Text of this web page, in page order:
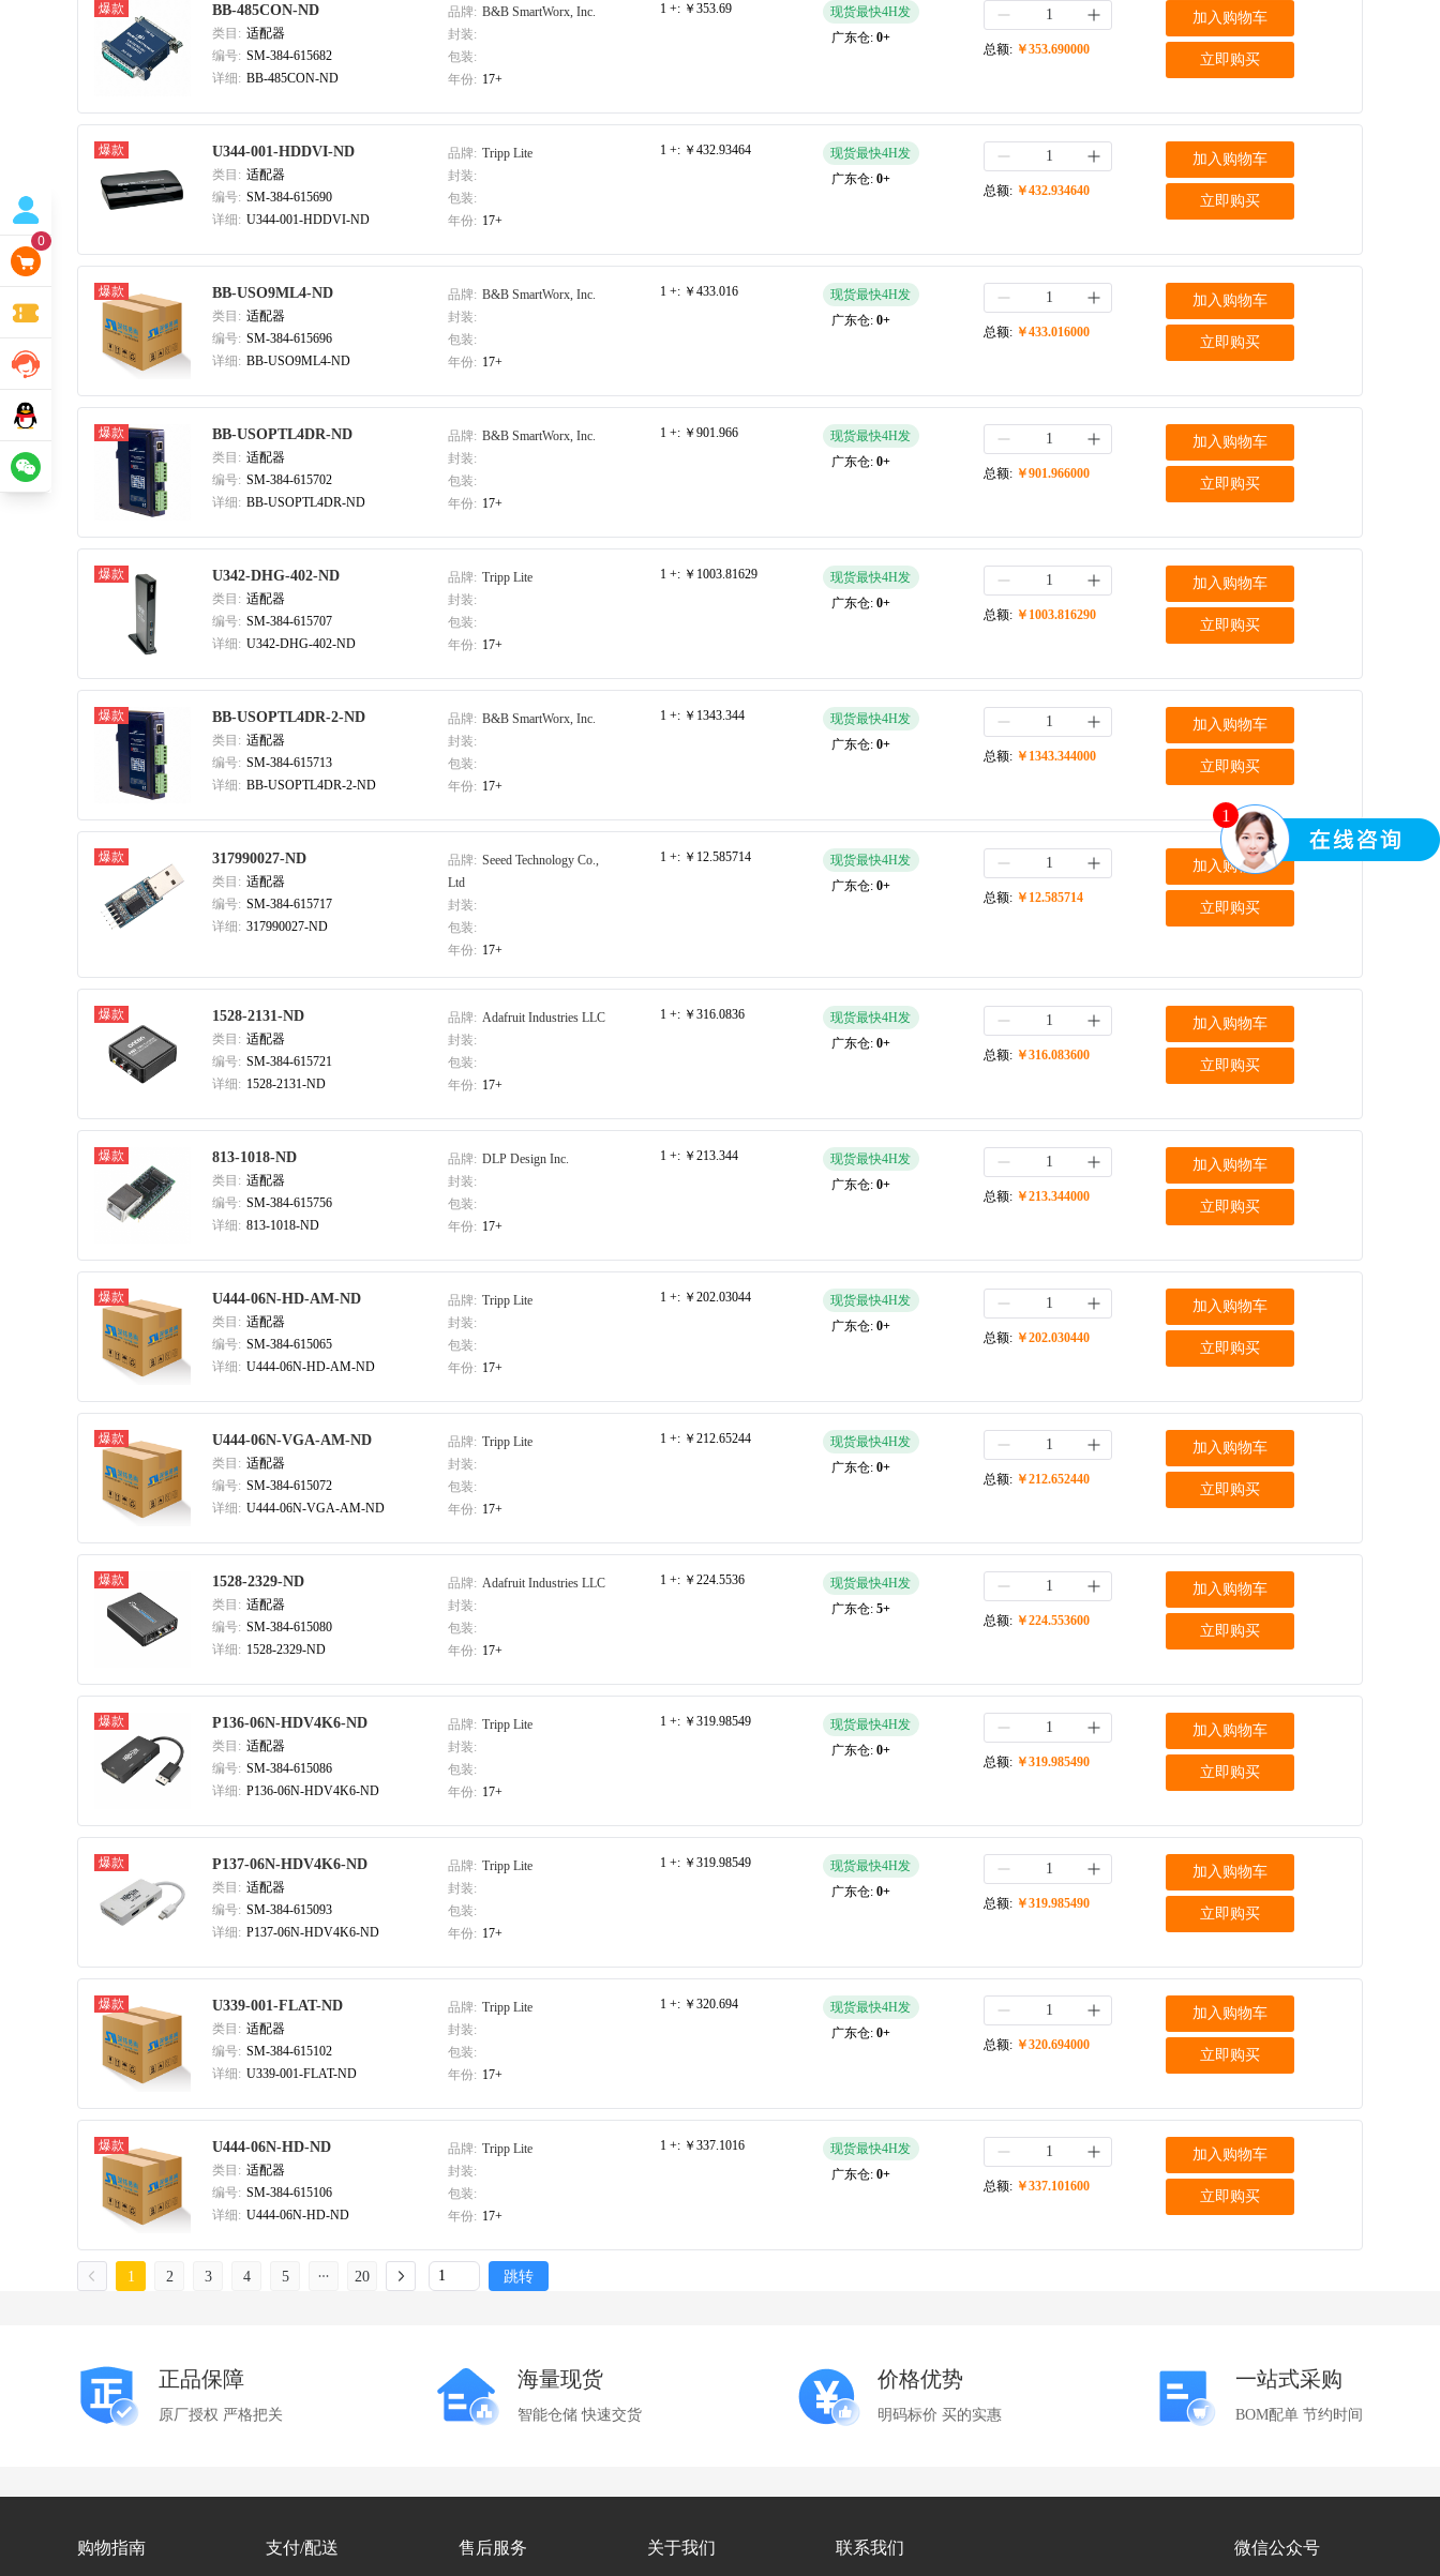
1
0
爆款 BB-485CON-ND
类目: 适配器
编号: SM-384-615682
详细: BB-485CON-ND
品牌: B&B SmartWorx, Inc.
封装:
包装:
年份: 17+
1 +: ￥353.69
现货最快4H发
广东仓: 0+
总额: ￥353.690000
加入购物车
立即购买
爆款 U344-001-HDDVI-ND
类目: 适配器
编号: SM-384-615690
详细: U344-001-HDDVI-ND
品牌: Tripp Lite
封装:
包装:
年份: 17+
1 +: ￥432.93464
现货最快4H发
广东仓: 0+
总额: ￥432.934640
加入购物车
立即购买
爆款 BB-USO9ML4-ND
类目: 适配器
编号: SM-384-615696
详细: BB-USO9ML4-ND
品牌: B&B SmartWorx, Inc.
封装:
包装:
年份: 17+
1 +: ￥433.016
现货最快4H发
广东仓: 0+
总额: ￥433.016000
加入购物车
立即购买
爆款 BB-USOPTL4DR-ND
类目: 适配器
编号: SM-384-615702
详细: BB-USOPTL4DR-ND
品牌: B&B SmartWorx, Inc.
封装:
包装:
年份: 17+
1 +: ￥901.966
现货最快4H发
广东仓: 0+
总额: ￥901.966000
加入购物车
立即购买
爆款 U342-DHG-402-ND
类目: 适配器
编号: SM-384-615707
详细: U342-DHG-402-ND
品牌: Tripp Lite
封装:
包装:
年份: 17+
1 +: ￥1003.81629
现货最快4H发
广东仓: 0+
总额: ￥1003.816290
加入购物车
立即购买
爆款 BB-USOPTL4DR-2-ND
类目: 适配器
编号: SM-384-615713
详细: BB-USOPTL4DR-2-ND
品牌: B&B SmartWorx, Inc.
封装:
包装:
年份: 17+
1 +: ￥1343.344
现货最快4H发
广东仓: 0+
总额: ￥1343.344000
加入购物车
立即购买
爆款 317990027-ND
类目: 适配器
编号: SM-384-615717
详细: 317990027-ND
品牌: Seeed Technology Co.,
Ltd
封装:
包装:
年份: 17+
1 +: ￥12.585714
现货最快4H发
广东仓: 0+
总额: ￥12.585714
加入购物车
立即购买
爆款 1528-2131-ND
类目: 适配器
编号: SM-384-615721
详细: 1528-2131-ND
品牌: Adafruit Industries LLC
封装:
包装:
年份: 17+
1 +: ￥316.0836
现货最快4H发
广东仓: 0+
总额: ￥316.083600
加入购物车
立即购买
爆款 813-1018-ND
类目: 适配器
编号: SM-384-615756
详细: 813-1018-ND
品牌: DLP Design Inc.
封装:
包装:
年份: 17+
1 +: ￥213.344
现货最快4H发
广东仓: 0+
总额: ￥213.344000
加入购物车
立即购买
爆款 U444-06N-HD-AM-ND
类目: 适配器
编号: SM-384-615065
详细: U444-06N-HD-AM-ND
品牌: Tripp Lite
封装:
包装:
年份: 17+
1 +: ￥202.03044
现货最快4H发
广东仓: 0+
总额: ￥202.030440
加入购物车
立即购买
爆款 U444-06N-VGA-AM-ND
类目: 适配器
编号: SM-384-615072
详细: U444-06N-VGA-AM-ND
品牌: Tripp Lite
封装:
包装:
年份: 17+
1 +: ￥212.65244
现货最快4H发
广东仓: 0+
总额: ￥212.652440
加入购物车
立即购买
爆款 1528-2329-ND
类目: 适配器
编号: SM-384-615080
详细: 1528-2329-ND
品牌: Adafruit Industries LLC
封装:
包装:
年份: 17+
1 +: ￥224.5536
现货最快4H发
广东仓: 5+
总额: ￥224.553600
加入购物车
立即购买
爆款 P136-06N-HDV4K6-ND
类目: 适配器
编号: SM-384-615086
详细: P136-06N-HDV4K6-ND
品牌: Tripp Lite
封装:
包装:
年份: 17+
1 +: ￥319.98549
现货最快4H发
广东仓: 0+
总额: ￥319.985490
加入购物车
立即购买
爆款 P137-06N-HDV4K6-ND
类目: 适配器
编号: SM-384-615093
详细: P137-06N-HDV4K6-ND
品牌: Tripp Lite
封装:
包装:
年份: 17+
1 +: ￥319.98549
现货最快4H发
广东仓: 0+
总额: ￥319.985490
加入购物车
立即购买
爆款 U339-001-FLAT-ND
类目: 适配器
编号: SM-384-615102
详细: U339-001-FLAT-ND
品牌: Tripp Lite
封装:
包装:
年份: 17+
1 +: ￥320.694
现货最快4H发
广东仓: 0+
总额: ￥320.694000
加入购物车
立即购买
爆款 U444-06N-HD-ND
类目: 适配器
编号: SM-384-615106
详细: U444-06N-HD-ND
品牌: Tripp Lite
封装:
包装:
年份: 17+
1 +: ￥337.1016
现货最快4H发
广东仓: 0+
总额: ￥337.101600
加入购物车
立即购买
1 2 3 4 5 20 跳转
正品保障
原厂授权 严格把关
海量现货
智能仓储 快速交货
价格优势
明码标价 买的实惠
一站式采购
BOM配单 节约时间
购物指南 支付/配送 售后服务 关于我们 联系我们 微信公众号